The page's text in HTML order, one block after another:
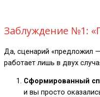
Заблуждение №1:
Да, сценарий «предложил
работает лишь в двух
Сформированный
и вы просто